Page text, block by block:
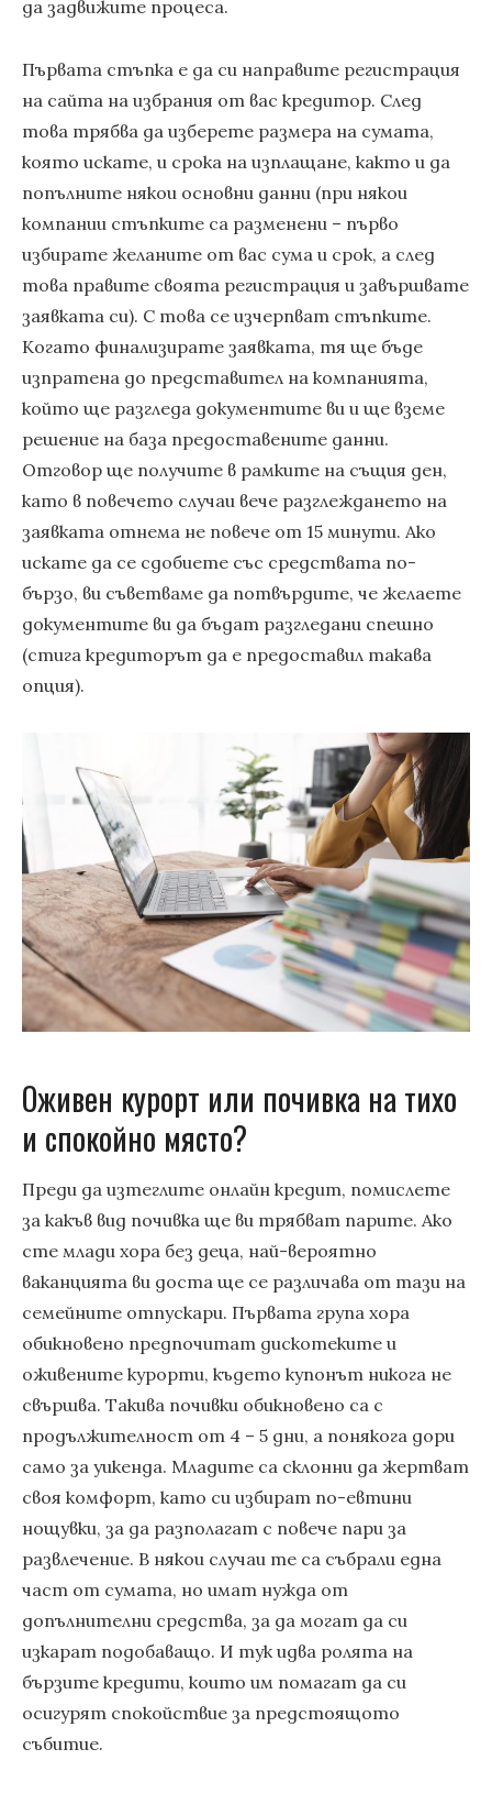
да задвижите процеса.
Първата стъпка е да си направите регистрация
на сайта на избрания от вас кредитор. След
това трябва да изберете размера на сумата,
която искате, и срока на изплащане, както и да
попълните някои основни данни (при някои
компании стъпките са разменени – първо
избирате желаните от вас сума и срок, а след
това правите своята регистрация и завършвате
заявката си). С това се изчерпват стъпките.
Когато финализирате заявката, тя ще бъде
изпратена до представител на компанията,
който ще разгледа документите ви и ще вземе
решение на база предоставените данни.
Отговор ще получите в рамките на същия ден,
като в повечето случаи вече разглеждането на
заявката отнема не повече от 15 минути. Ако
искате да се сдобиете със средствата по-
бързо, ви съветваме да потвърдите, че желаете
документите ви да бъдат разгледани спешно
(стига кредиторът да е предоставил такава
опция).
Оживен курорт или почивка на тихо
и спокойно място?
Преди да изтеглите онлайн кредит, помислете
за какъв вид почивка ще ви трябват парите. Ако
сте млади хора без деца, най-вероятно
ваканцията ви доста ще се различава от тази на
семейните отпускари. Първата група хора
обикновено предпочитат дискотеките и
оживените курорти, където купонът никога не
свършва. Такива почивки обикновено са с
продължителност от 4 – 5 дни, а понякога дори
само за уикенда. Младите са склонни да жертват
своя комфорт, като си избират по-евтини
нощувки, за да разполагат с повече пари за
развлечение. В някои случаи те са събрали една
част от сумата, но имат нужда от
допълнителни средства, за да могат да си
изкарат подобаващо. И тук идва ролята на
бързите кредити, които им помагат да си
осигурят спокойствие за предстоящото
събитие.